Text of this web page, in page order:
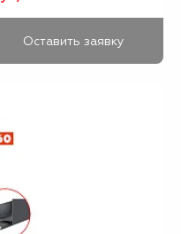
Оставить заявку